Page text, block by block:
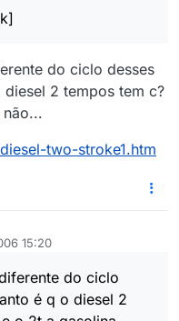
do ciclo desses
2 tempos tem c?
two-stroke1.htm
15:20
do ciclo
é q o diesel 2